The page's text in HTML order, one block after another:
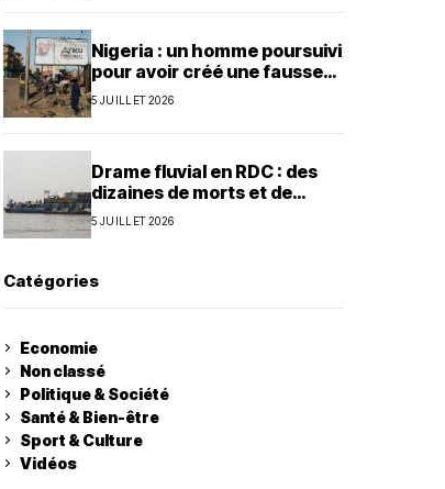
Nigeria : un homme poursuivi
pour avoir créé une fausse
agence de la présidence
5 JUILLET 2026
Drame fluvial en RDC : des
dizaines de morts et de
nombreux disparus à Ilebo
5 JUILLET 2026
Catégories
Economie
Non classé
Politique & Société
Santé & Bien-être
Sport & Culture
Vidéos